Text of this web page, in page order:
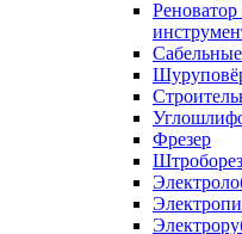
Фрезер
Штроборез